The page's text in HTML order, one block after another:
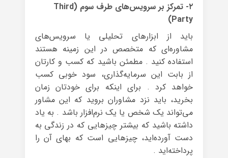
۲- تمرکز بر سرویس‌های طرف سوم (Third
Party)
باید از ابزارهای تحلیلی یا سرویس‌های
مشاوره‌ای که متخصص در این زمینه هستند
استفاده کنید . مطمئن باشید که کسب و کارتان
از بابت این سرمایه‌گذاری، سود خوبی کسب
خواهد کرد . برای اینکه برای خودتان زمان
بخرید، باید نزد مشاوران بروید که این مشاور
می‌تواند یک شخص یا یک نرم‌افزار باشد . به یاد
داشته باشید که بیشتر چیزهایی که در زندگی به
دست آورده‌اید، چیزهایی است که بهای آن را
پرداخته‌اید .